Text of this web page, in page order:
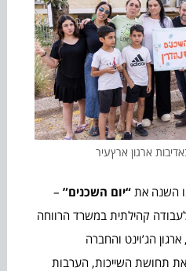
ארגון ארץעיר
השנה את“יום השכנים” –
קהילתית במשרד הרווחה
הג’וינט והחברה
את תחושת השייכות, הערבות